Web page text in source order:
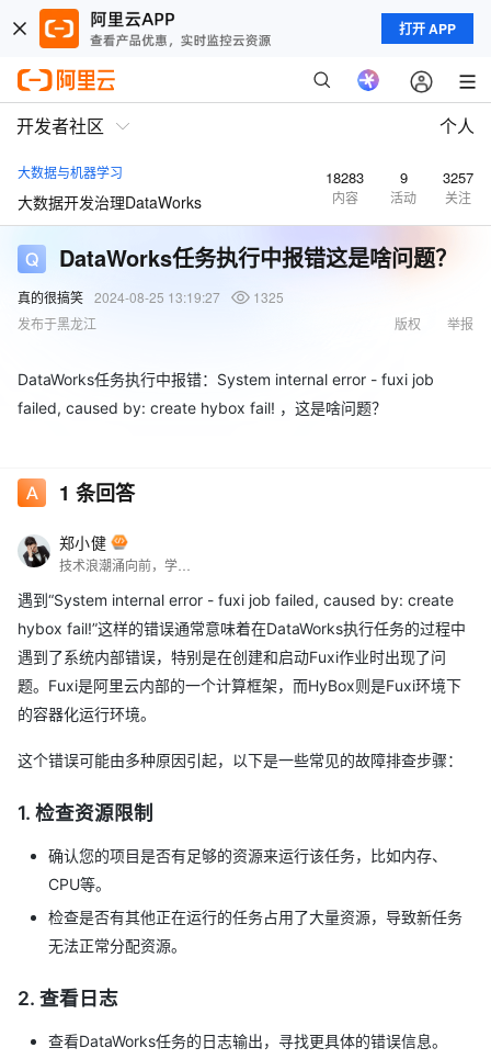
打开 APP
开发者社区 个人
大数据与机器学习
大数据开发治理DataWorks
18283
内容
9
活动
3257
关注
DataWorks任务执行中报错这是啥问题？
真的很搞笑 2024-08-25 13:19:27
1325
发布于黑龙江
举报
版权
DataWorks任务执行中报错：System internal error - fuxi job
failed, caused by: create hybox fail! ，这是啥问题？
1 条回答
郑小健
遇到“System internal error - fuxi job failed, caused by: create
hybox fail!”这样的错误通常意味着在DataWorks执行任务的过程中
遇到了系统内部错误，特别是在创建和启动Fuxi作业时出现了问
题。Fuxi是阿里云内部的一个计算框架，而HyBox则是Fuxi环境下
的容器化运行环境。
这个错误可能由多种原因引起，以下是一些常见的故障排查步骤：
1. 检查资源限制
确认您的项目是否有足够的资源来运行该任务，比如内存、
CPU等。
检查是否有其他正在运行的任务占用了大量资源，导致新任务
无法正常分配资源。
2. 查看日志
查看DataWorks任务的日志输出，寻找更具体的错误信息。